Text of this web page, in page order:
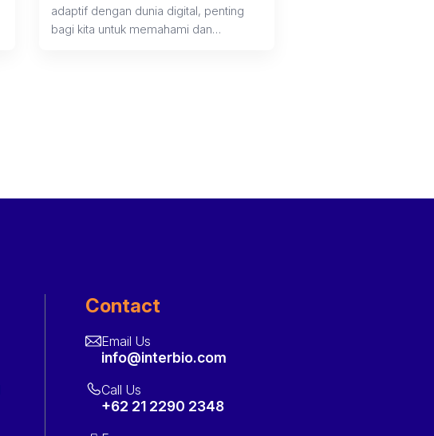
adaptif dengan dunia digital, penting
bagi kita untuk memahami dan
Contact
Email Us
info@interbio.com
Call Us
+62 21 2290 2348